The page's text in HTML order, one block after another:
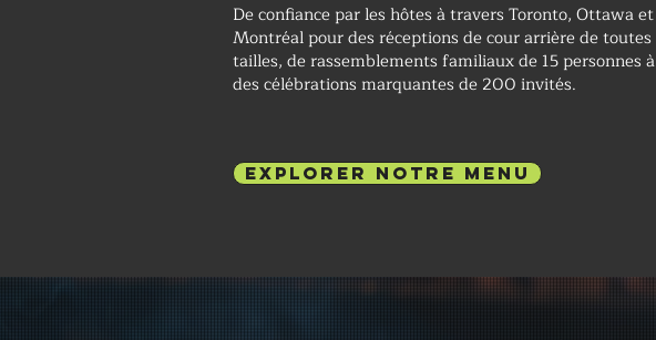
De confiance par les hôtes à travers Toronto, Ottawa et
Montréal pour des réceptions de cour arrière de toutes
tailles, de rassemblements familiaux de 15 personnes à
des célébrations marquantes de 200 invités.
EXPLORER NOTRE MENU